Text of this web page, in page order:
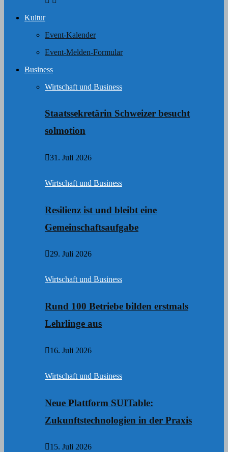
Kultur
Event-Kalender
Event-Melden-Formular
Business
Wirtschaft und Business
Staatssekretärin Schweizer besucht
solmotion
31. Juli 2026
Wirtschaft und Business
Resilienz ist und bleibt eine
Gemeinschaftsaufgabe
29. Juli 2026
Wirtschaft und Business
Rund 100 Betriebe bilden erstmals
Lehrlinge aus
16. Juli 2026
Wirtschaft und Business
Neue Plattform SUITable:
Zukunftstechnologien in der Praxis
15. Juli 2026